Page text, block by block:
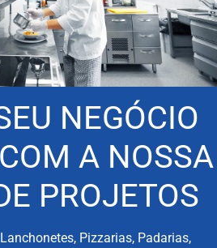
NEGÓCIO
A NOSSA
PROJETOS
Pizzarias, Padarias,